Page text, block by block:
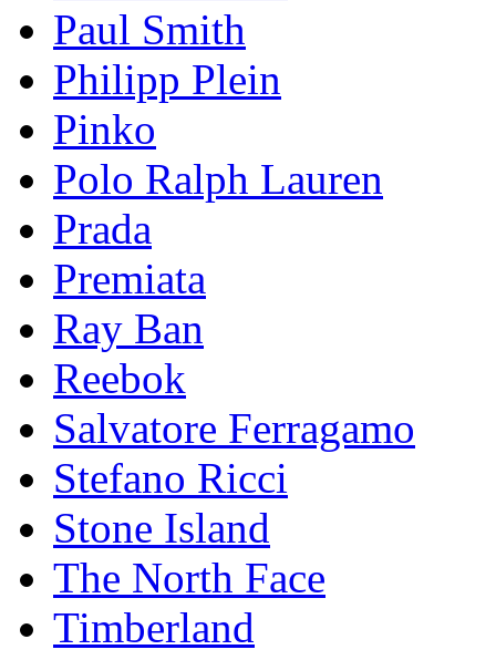
Paul Smith
Philipp Plein
Pinkо
Polo Ralph Lauren
Prada
Premiata
Ray Ban
Reebok
Salvatore Ferragamo
Stefano Ricci
Stоnе Islаnd
The North Face
Timberland